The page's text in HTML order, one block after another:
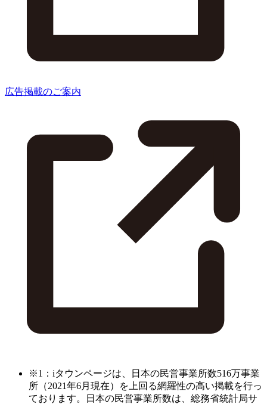
広告掲載のご案内
※1：iタウンページは、日本の民営事業所数516万事業
所（2021年6月現在）を上回る網羅性の高い掲載を行っ
ております。日本の民営事業所数は、総務省統計局サ